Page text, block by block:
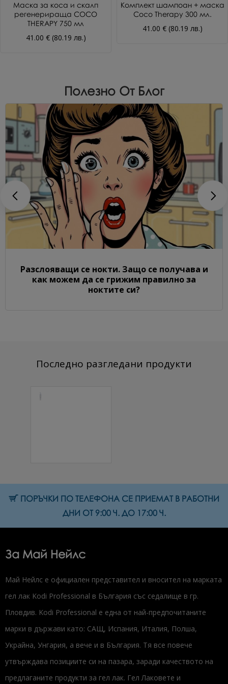
Маска за коса и скалп
регенерираща COCO
THERAPY 750 мл
41.00 € (80.19 лв.)
Комплект шампоан + маска
Coco Therapy 300 мл.
41.00 € (80.19 лв.)
Полезно От Блог
Разслояващи се нокти. Защо се получава и
как можем да се грижим правилно за
ноктите си?
Последно разгледани продукти
ПОРЪЧКИ ПО ТЕЛЕФОНА СЕ ПРИЕМАТ В РАБОТНИ
ДНИ ОТ 9:00 Ч. ДО 17:00 Ч.
За Май Нейлс
Май Нейлс е официален представител и вносител на марката
гел лак Kodi Professional в България със седалище в гр.
Пловдив. Kodi Professional е една от най-предпочитаните
марки в държави като: САЩ, Испания, Италия, Полша,
Украйна, Унгария, а вече и в България. Тя все повече
утвърждава позициите си на пазара, заради качеството на
предлаганите продукти за гел лак. Гел Лаковете и